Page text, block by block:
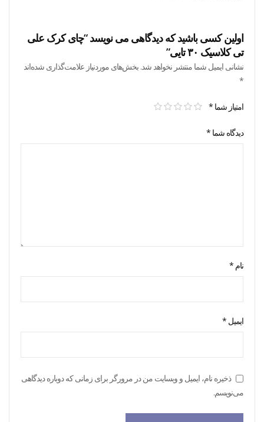
اولین کسی باشید که دیدگاهی می نویسد “چای کرک علی
تی کلاسیک ۳۰ تایی”
نشانی ایمیل شما منتشر نخواهد شد. بخش‌های موردنیاز علامت‌گذاری شده‌اند
*
امتیاز شما *
دیدگاه شما *
نام *
ایمیل *
ذخیره نام، ایمیل و وبسایت من در مرورگر برای زمانی که دوباره دیدگاهی
می‌نویسم.